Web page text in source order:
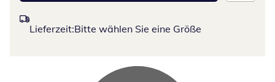
Lieferzeit:Bitte wählen Sie eine Größe